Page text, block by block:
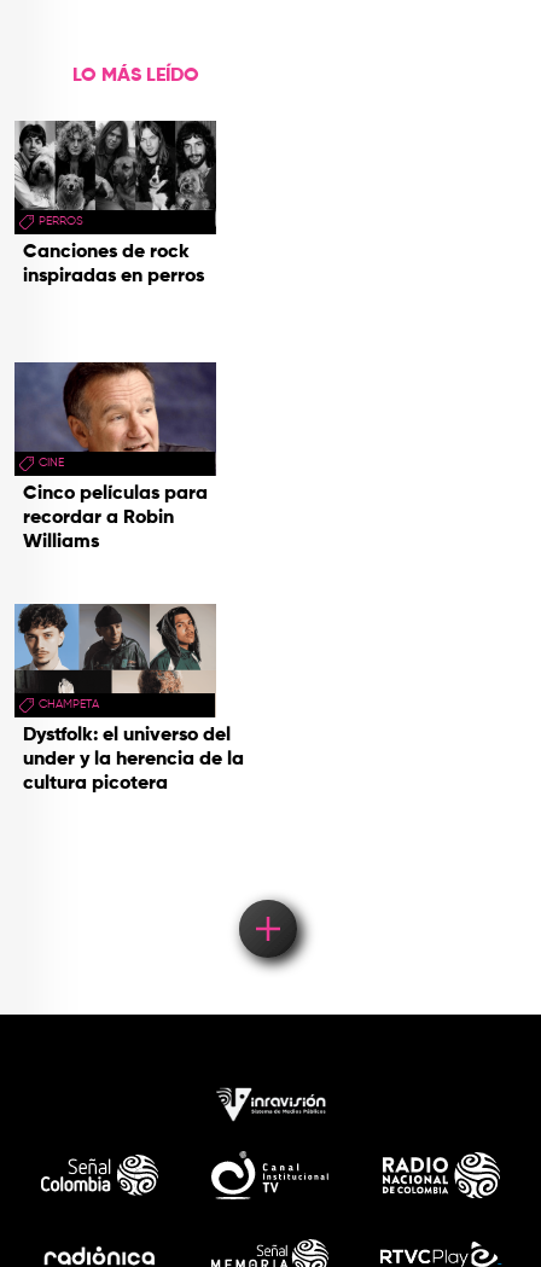
LO MÁS LEÍDO
PERROS
Canciones de rock
inspiradas en perros
CINE
Cinco películas para
recordar a Robin
Williams
CHAMPETA
Dystfolk: el universo del
under y la herencia de la
cultura picotera